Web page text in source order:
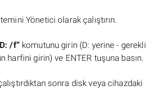
Yönetici olarak çalıştırın.
/f” komutunu girin (D: yerine - gerekli
harfini girin) ve ENTER tuşuna basın.
sonra disk veya cihazdaki